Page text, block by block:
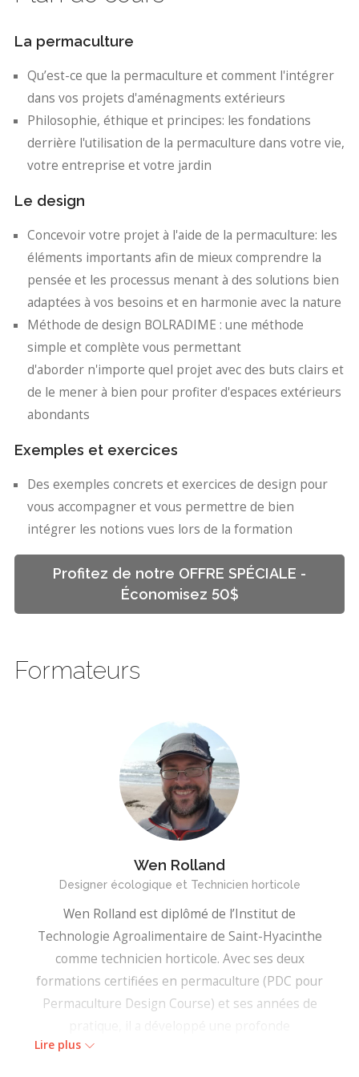
La permaculture
Qu’est-ce que la permaculture et comment l'intégrer
dans vos projets d'aménagments extérieurs
Philosophie, éthique et principes: les fondations
derrière l'utilisation de la permaculture dans votre vie,
votre entreprise et votre jardin
Le design
Concevoir votre projet à l'aide de la permaculture: les
éléments importants afin de mieux comprendre la
pensée et les processus menant à des solutions bien
adaptées à vos besoins et en harmonie avec la nature
Méthode de design BOLRADIME : une méthode
simple et complète vous permettant
d'aborder n'importe quel projet avec des buts clairs et
de le mener à bien pour profiter d'espaces extérieurs
abondants
Exemples et exercices
Des exemples concrets et exercices de design pour
vous accompagner et vous permettre de bien
intégrer les notions vues lors de la formation
Profitez de notre OFFRE SPÉCIALE -
Économisez 50$
Formateurs
Wen Rolland
Designer écologique et Technicien horticole
Wen Rolland est diplômé de l’Institut de
Technologie Agroalimentaire de Saint-Hyacinthe
comme technicien horticole. Avec ses deux
formations certifiées en permaculture (PDC pour
Permaculture Design Course) et ses années de
compréhension du design à l’aide de la
Lire plus